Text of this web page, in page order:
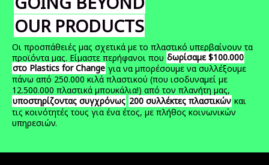
OUR PRODUCTS
Οι προσπάθειές μας σχετικά με το πλαστικό υπερβαίνουν τα
προϊόντα μας. Είμαστε περήφανοι που δωρίσαμε $100.000
στο Plastics for Change για να μπορέσουμε να συλλέξουμε
πάνω από 250.000 κιλά πλαστικού (που ισοδυναμεί με
12.500.000 πλαστικά μπουκάλια!) από τον πλανήτη μας,
υποστηρίζοντας συγχρόνως 200 συλλέκτες πλαστικών και
τις κοινότητές τους για ένα έτος, με πλήθος κοινωνικών
υπηρεσιών.